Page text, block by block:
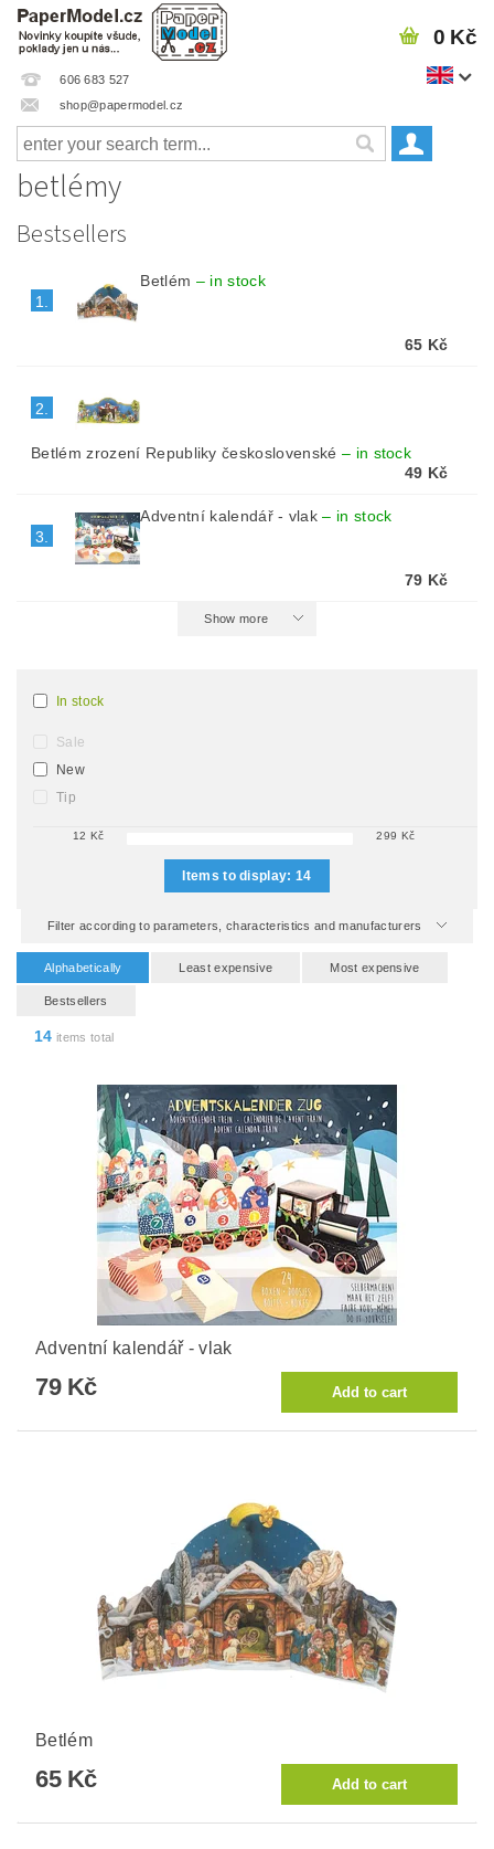
606 683 527
shop@papermodel.cz
0 Kč
betlémy
Bestsellers
1.
Betlém – in stock
65 Kč
2.
Betlém zrození Republiky československé – in stock
49 Kč
3.
Adventní kalendář - vlak– in stock
79 Kč
Show more
In stock
Sale
New
Tip
12 Kč 299 Kč
Items to display:14
Filter according to parameters, characteristics and manufacturers
Alphabetically Least expensive Most expensive
Bestsellers
14 items total
Adventní kalendář - vlak
79 Kč
Betlém
65 Kč